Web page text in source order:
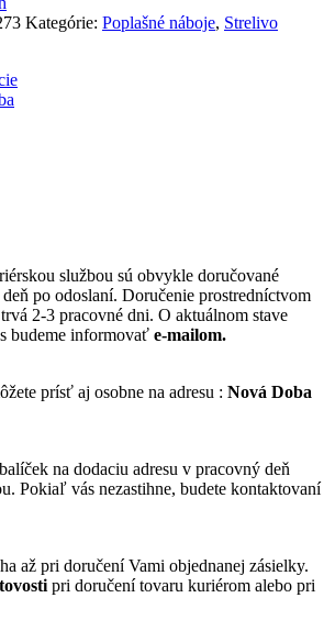
Kategórie: Poplašné náboje, Strelivo
službou sú obvykle doručované
po odoslaní. Doručenie prostredníctvom
2-3 pracovné dni. O aktuálnom stave
budeme informovať e-mailom.
prísť aj osobne na adresu : Nová Doba
na dodaciu adresu v pracovný deň
Pokiaľ vás nezastihne, budete kontaktovaní
až pri doručení Vami objednanej zásielky.
pri doručení tovaru kuriérom alebo pri